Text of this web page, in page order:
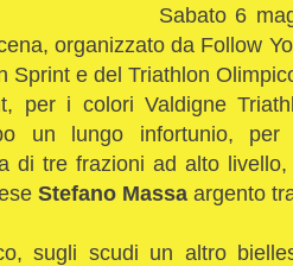
Sabato 6
organizzato da Follow
Sprint e del Triathlon
per i colori Valdigne
un lungo infortunio,
di tre frazioni ad alto
Stefano Massa argento
sugli scudi un altro